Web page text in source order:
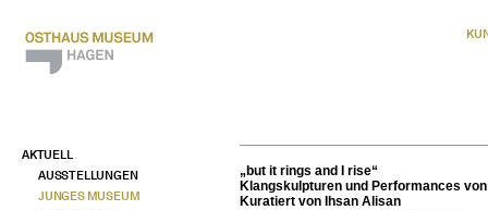
AKTUELL
AUSSTELLUNGEN
JUNGES MUSEUM
„but it rings and I rise“
Klangskulpturen und Performances
Kuratiert von Ihsan Alisan